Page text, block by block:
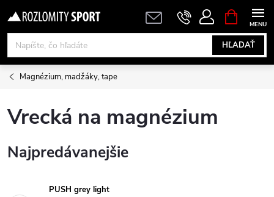
na
obsah
HĽADAŤ
KOŠÍK
Magnézium, madžáky, tape
Vrecká na magnézium
Najpredávanejšie
PUSH grey light